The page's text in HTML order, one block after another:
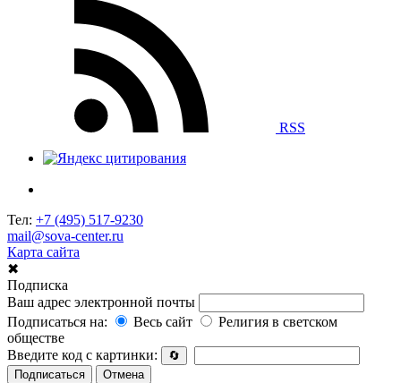
RSS
Тел: +7 (495) 517-9230
mail@sova-center.ru
Карта сайта
✖
Подписка
Ваш адрес электронной почты
Подписаться на:
Весь сайт
Религия в светском
обществе
Введите код с картинки:
🔄
Подписаться
Отмена